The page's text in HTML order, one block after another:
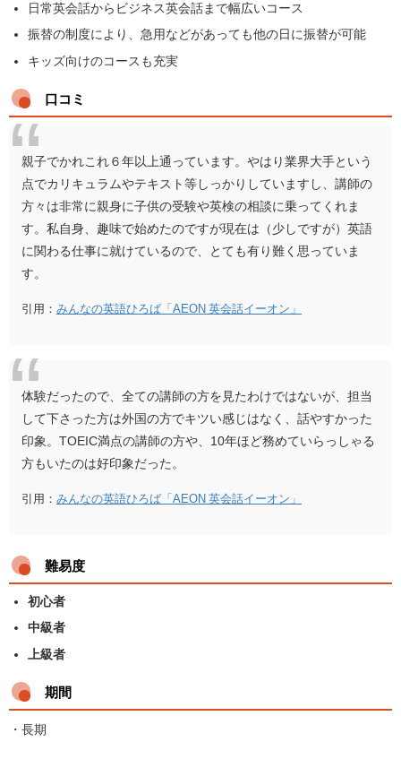
日常英会話からビジネス英会話まで幅広いコース
振替の制度により、急用などがあっても他の日に振替が可能
キッズ向けのコースも充実
口コミ
親子でかれこれ６年以上通っています。やはり業界大手という
点でカリキュラムやテキスト等しっかりしていますし、講師の
方々は非常に親身に子供の受験や英検の相談に乗ってくれま
す。私自身、趣味で始めたのですが現在は（少しですが）英語
に関わる仕事に就けているので、とても有り難く思っていま
す。
引用： みんなの英語ひろば「AEON 英会話イーオン」
体験だったので、全ての講師の方を見たわけではないが、担当
して下さった方は外国の方でキツい感じはなく、話やすかった
印象。TOEIC満点の講師の方や、10年ほど務めていらっしゃる
方もいたのは好印象だった。
引用： みんなの英語ひろば「AEON 英会話イーオン」
難易度
初心者
中級者
上級者
期間
・長期